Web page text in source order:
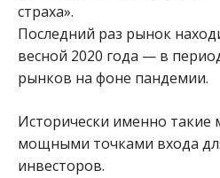
страха».
Последний раз рынок
весной 2020 года — в
рынков на фоне пандемии.
Исторически именно такие
мощными точками входа
инвесторов.